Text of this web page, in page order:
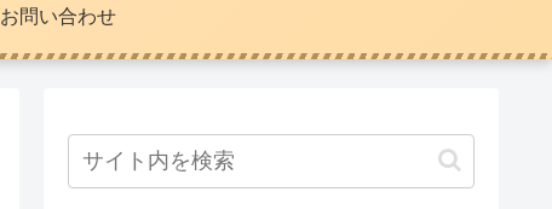
お問い合わせ